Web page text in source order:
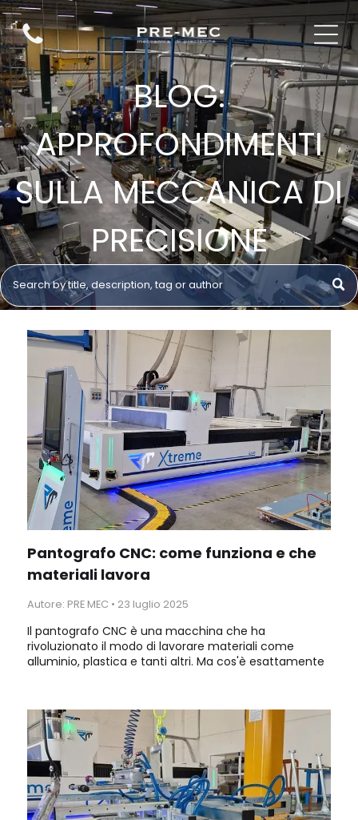
BLOG:
APPROFONDIMENTI
SULLA MECCANICA DI
PRECISIONE
Pantografo CNC: come funziona e che
materiali lavora
Autore: PRE MEC • 23 luglio 2025
Il pantografo CNC è una macchina che ha
rivoluzionato il modo di lavorare materiali come
alluminio, plastica e tanti altri. Ma cos'è esattamente
diversi materiali, seguendo un percorso determinato
da un programma digitale. La sigla CNC sta per
Controllo Numerico Computerizzato. Per lavorazioni a
pantografo CNC a Verona, affidati all'esperienza di
PRE-MEC.